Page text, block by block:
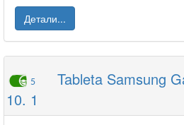
Детали...
5
Tableta Samsung
10. 1